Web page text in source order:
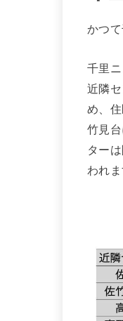
かつ
千里
近隣
め、
竹見
ター
われま